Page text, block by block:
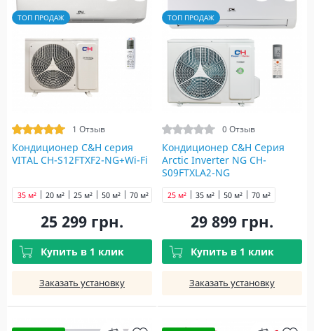
ТОП ПРОДАЖ
1 Отзыв
Кондиционер C&H cерия
VITAL CH-S12FTXF2-NG+Wi-Fi
20 м² 25 м²
35 м² 50 м² 70 м²
25 299 грн.
Купить в 1 клик
Заказать установку
ТОП ПРОДАЖ
0 Отзыв
Кондиционер C&H Серия
Arctic Inverter NG CH-
S09FTXLA2-NG
25 м² 35 м² 50 м² 70 м²
29 899 грн.
Купить в 1 клик
Заказать установку